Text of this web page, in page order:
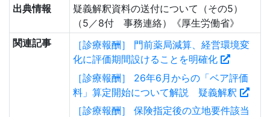
出典情報
疑義解釈資料の送付について（その5）
（5／8付 事務連絡）《厚生労働省》
関連記事
［診療報酬］ 門前薬局減算、経営環境変
化に評価期間設けることを明確化
［診療報酬］ 26年6月からの「ベア評価
料」算定開始について解説 疑義解釈
［診療報酬］ 保険指定後の立地要件該当